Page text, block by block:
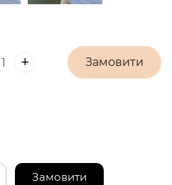
+ Замовити
Замовити